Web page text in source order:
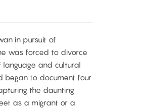
in pursuit of
was forced to divorce
and cultural
began to document four
the daunting
as a migrant or a